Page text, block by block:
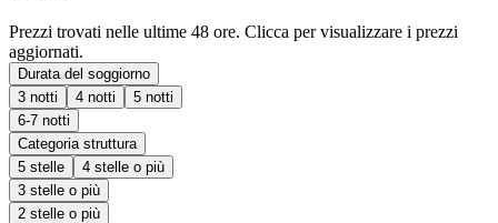
Prezzi trovati nelle ultime 48 ore. Clicca per visualizzare i prezzi
aggiornati.
Durata del soggiorno
3 notti
4 notti
5 notti
6-7 notti
Categoria struttura
5 stelle
4 stelle o più
3 stelle o più
2 stelle o più